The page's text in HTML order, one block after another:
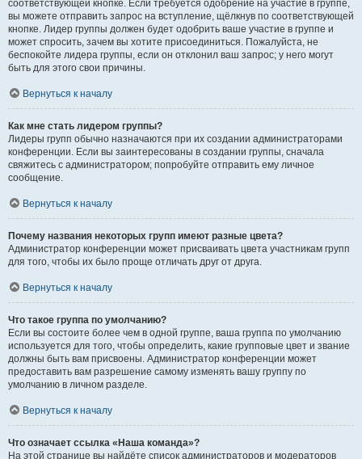
соответствующей кнопке. Если требуется одобрение на участие в группе,
вы можете отправить запрос на вступление, щёлкнув по соответствующей
кнопке. Лидер группы должен будет одобрить ваше участие в группе и
может спросить, зачем вы хотите присоединиться. Пожалуйста, не
беспокойте лидера группы, если он отклонил ваш запрос; у него могут
быть для этого свои причины.
Вернуться к началу
Как мне стать лидером группы?
Лидеры групп обычно назначаются при их создании администраторами
конференции. Если вы заинтересованы в создании группы, сначала
свяжитесь с администратором; попробуйте отправить ему личное
сообщение.
Вернуться к началу
Почему названия некоторых групп имеют разные цвета?
Администратор конференции может присваивать цвета участникам групп
для того, чтобы их было проще отличать друг от друга.
Вернуться к началу
Что такое группа по умолчанию?
Если вы состоите более чем в одной группе, ваша группа по умолчанию
используется для того, чтобы определить, какие групповые цвет и звание
должны быть вам присвоены. Администратор конференции может
предоставить вам разрешение самому изменять вашу группу по
умолчанию в личном разделе.
Вернуться к началу
Что означает ссылка «Наша команда»?
На этой странице вы найдёте список администраторов и модераторов